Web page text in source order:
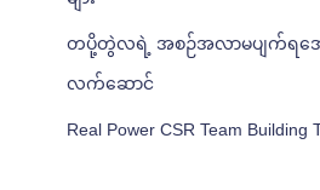
တပို့တွဲလရဲ့ အစဉ်အလာမပျက်ရအော
လက်ဆောင်
Real Power CSR Team Building